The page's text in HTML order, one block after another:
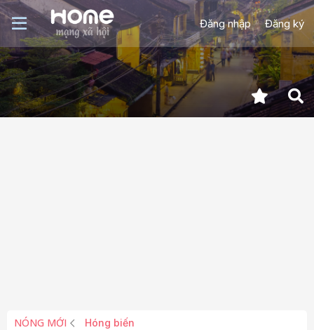
Đăng nhập Đăng ký
NÓNG MỚI Hóng biến